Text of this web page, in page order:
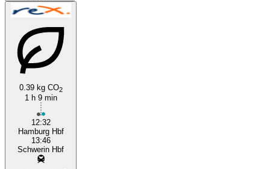
0.39 kg CO2
1 h 9 min
12:32
Hamburg Hbf
13:46
Schwerin Hbf